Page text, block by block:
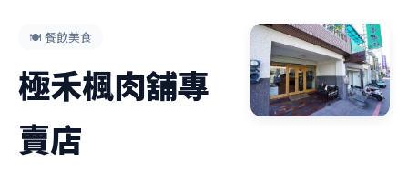
🍽️ 餐飲美食
極禾楓肉舖專
賣店